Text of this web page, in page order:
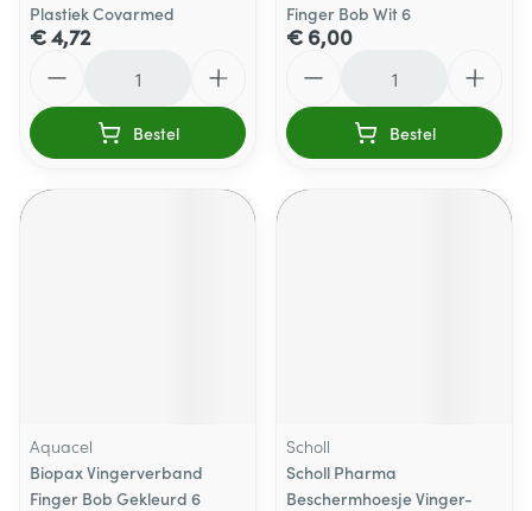
Plastiek Covarmed
€ 4,72
Bestel
Finger Bob Wit 6
€ 6,00
Bestel
Aquacel
Biopax Vingerverband
Finger Bob Gekleurd 6
Scholl
Scholl Pharma
Beschermhoesje Vinger-